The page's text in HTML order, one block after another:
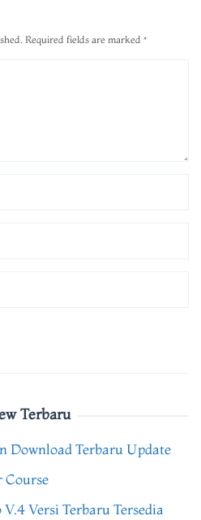
Required fields are marked *
Terbaru
Download Terbaru Update
Course
Versi Terbaru Tersedia